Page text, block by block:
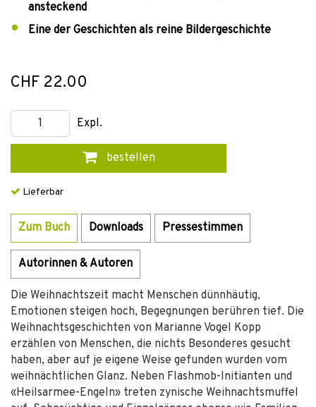
ansteckend
Eine der Geschichten als reine Bildergeschichte
CHF 22.00
Expl.
bestellen
Lieferbar
Zum Buch Downloads Pressestimmen
Autorinnen & Autoren
Die Weihnachtszeit macht Menschen dünnhäutig,
Emotionen steigen hoch, Begegnungen berühren tief. Die
Weihnachtsgeschichten von Marianne Vogel Kopp
erzählen von Menschen, die nichts Besonderes gesucht
haben, aber auf je eigene Weise gefunden wurden vom
weihnächtlichen Glanz. Neben Flashmob-Initianten und
«Heilsarmee-Engeln» treten zynische Weihnachtsmuffel